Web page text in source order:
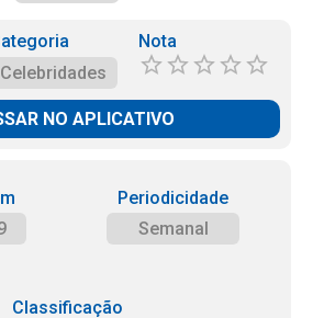
Celebridades
Nota
NO APLICATIVO
Periodicidade
Semanal
Classificação